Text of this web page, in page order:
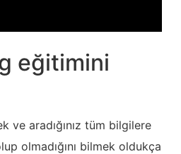
eğitimini
ve aradığınız tüm bilgilere
olmadığını bilmek oldukça